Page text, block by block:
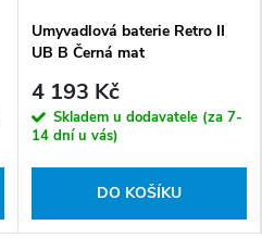
Umyvadlová baterie Retro II
UB B Černá mat
4 193 Kč
Skladem u dodavatele (za 7-
14 dní u vás)
DO KOŠÍKU